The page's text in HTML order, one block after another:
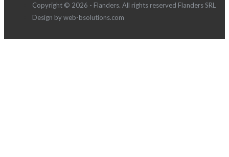
Copyright © 2026 - Flanders. All rights reserved Flanders SRL
Design by web-bsolutions.com